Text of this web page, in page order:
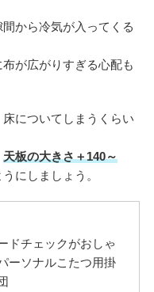
から冷気が入ってくる
が広がりすぎる心配も
についてしまうくらい
天板の大きさ＋140～
にしましょう。
ドチェックがおしゃ
ーソナルこたつ用掛